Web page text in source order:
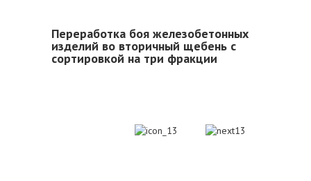
Переработка боя железобетонных
изделий во вторичный щебень с
сортировкой на три фракции